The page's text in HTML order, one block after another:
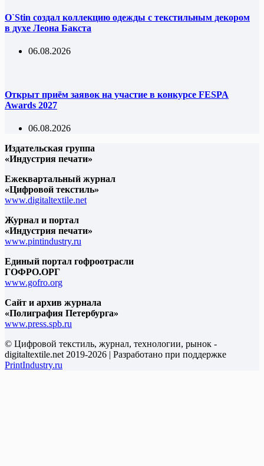
O`Stin создал коллекцию одежды с текстильным декором
в духе Леона Бакста
06.08.2026
Открыт приём заявок на участие в конкурсе FESPA
Awards 2027
06.08.2026
Издательская группа
«Индустрия печати»
Ежеквартальный журнал
«Цифровой текстиль»
www.digitaltextile.net
Журнал и портал
«Индустрия печати»
www.pintindustry.ru
Единый портал гофроотрасли
ГОФРО.ОРГ
www.gofro.org
Сайт и архив журнала
«Полиграфия Петербурга»
www.press.spb.ru
© Цифровой текстиль, журнал, технологии, рынок -
digitaltextile.net 2019-2026 | Разработано при поддержке
PrintIndustry.ru